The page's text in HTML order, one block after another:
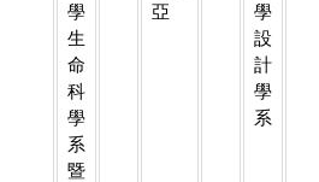
學
生
命
科
學
系
暨
亞
學
設
計
學
系